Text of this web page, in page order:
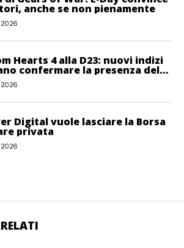
anche se non pienamente
2026
Hearts 4 alla D23: nuovi indizi
confermare la presenza del
2026
Digital vuole lasciare la Borsa
privata
2026